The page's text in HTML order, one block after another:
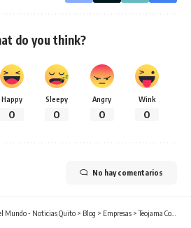
do you think?
Happy
0
Sleepy
0
Angry
0
Wink
0
No hay comentarios
Mundo - Noticias Quito > Blog > Empresas >Teojama Comercial consolida su liderazgo nacional y amplía su portafolio con Mercedes-Benz, Smart y Subaru